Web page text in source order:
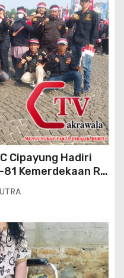
Cipayung Hadiri
Kemerdekaan RI